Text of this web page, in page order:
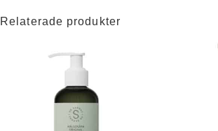
Relaterade produkter